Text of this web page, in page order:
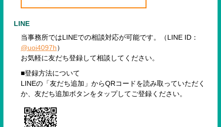
LINE
当事務所ではLINEでの相談対応が可能です。（LINE ID：
@uoi4097h）
お気軽に友だち登録して相談してください。
■登録方法について
LINEの「友だち追加」からQRコードを読み取っていただく
か、友だち追加ボタンをタップしてご登録ください。